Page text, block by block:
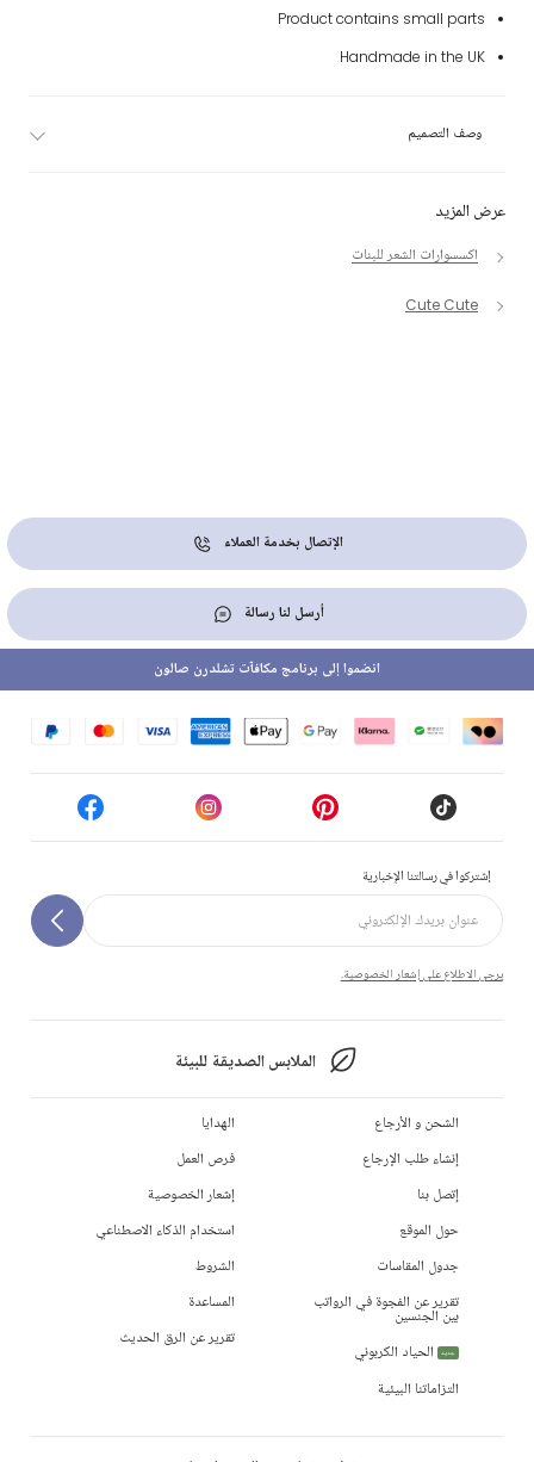
عرض المزيد
اكسسوارات الشعر للبنات
Cute Cute
Product contains small parts
Handmade in the UK
وصف التصميم
الإتصال بخدمة العملاء
أرسل لنا رسالة
إشتركوا في رسالتنا الإخبارية
يرجى الاطلاع على إشعار الخصوصية.
الملابس الصديقة للبيئة
انضموا إلى برنامج مكافآت تشلدرن صالون
الشحن و الأرجاع
إنشاء طلب الإرجاع
إتصل بنا
حول الموقع
جدول المقاسات
تقرير عن الفجوة في الرواتب
بين الجنسين
جديد
الحياد الكربوني
التزاماتنا البيئية
الهدايا
فرص العمل
إشعار الخصوصية
استخدام الذكاء الاصطناعي
الشروط
المساعدة
تقرير عن الرق الحديث